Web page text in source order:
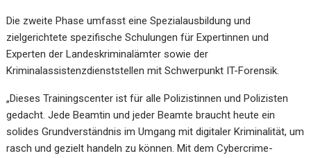
Die zweite Phase umfasst eine Spezialausbildung und
zielgerichtete spezifische Schulungen für Expertinnen und
Experten der Landeskriminalämter sowie der
Kriminalassistenzdienststellen mit Schwerpunkt IT-Forensik.
„Dieses Trainingscenter ist für alle Polizistinnen und Polizisten
gedacht. Jede Beamtin und jeder Beamte braucht heute ein
solides Grundverständnis im Umgang mit digitaler Kriminalität, um
rasch und gezielt handeln zu können. Mit dem Cybercrime-